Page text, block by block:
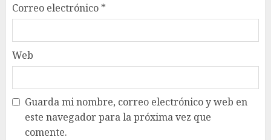
Correo electrónico *
Web
Guarda mi nombre, correo electrónico y web en
este navegador para la próxima vez que
comente.